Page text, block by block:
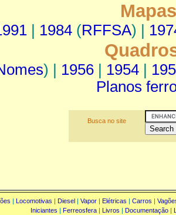
| 1984(RFFSA) |
) | 1956 1954
Planos
Busca no site
| Locomotivas | Diesel | Vapor | Elétricas | Carros |
Iniciantes | Ferreosfera| Livros | Documentação|